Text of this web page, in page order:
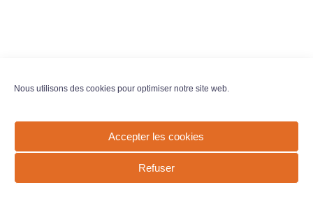
Nous utilisons des cookies pour optimiser notre site web.
Accepter les cookies
Refuser